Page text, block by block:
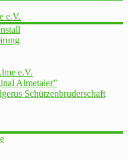
e.V.
e.V.
Almetaler”
Schützenbruderschaft